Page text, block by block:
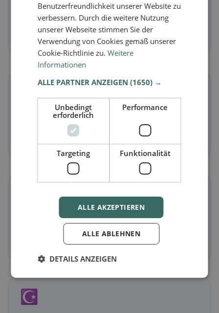
Veganoin Oberentfelden
Piatti vegetali e cucina vegana
Scopri ora →
🥕
Vegetarianoin Oberentfelden
Piatti senza carne e classici vegetariani
Scopri ora →
Senza glutinein Oberentfelden
Opzioni senza glutine e consigli della community
☪️
Benutzerfreundlichkeit unserer Website zu
verbessern. Durch die weitere Nutzung
unserer Webseite stimmen Sie der
Verwendung von Cookies gemäß unserer
Cookie-Richtlinie zu.Weitere
Informationen
ALLE PARTNER ANZEIGEN(1650) →
Unbedingt
erforderlich
Performance
Targeting Funktionalität
ALLE AKZEPTIEREN
ALLE ABLEHNEN
DETAILS ANZEIGEN